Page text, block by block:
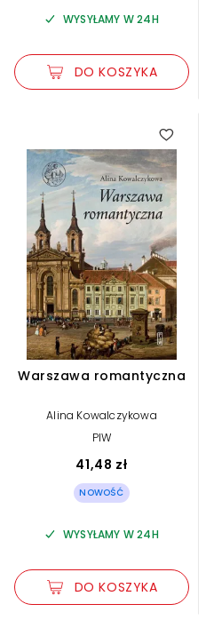
WYSYŁAMY W 24H
DO KOSZYKA
Warszawa romantyczna
Alina Kowalczykowa
PIW
41,48 zł
NOWOŚĆ
WYSYŁAMY W 24H
DO KOSZYKA